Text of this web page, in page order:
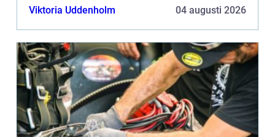
Viktoria Uddenholm 04 augusti 2026